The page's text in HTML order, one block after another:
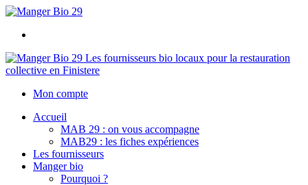
Les fournisseurs bio locaux pour la restauration
collective en Finistere
Mon compte
Accueil
MAB 29 : on vous accompagne
MAB29 : les fiches expériences
Les fournisseurs
Manger bio
Pourquoi ?